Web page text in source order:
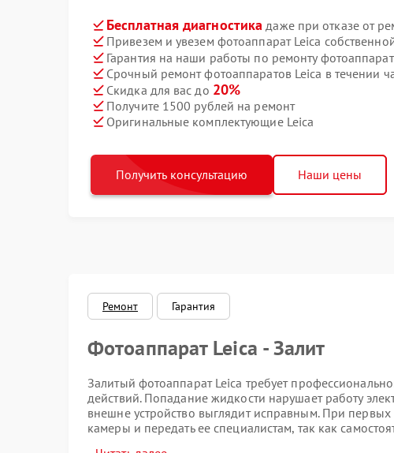
Бесплатная диагностика даже при отказе от
Привезем и увезем фотоаппарат Leica
Гарантия на наши работы по ремонту
Срочный ремонт фотоаппаратов Leica в течении
Скидка для вас до 20%
Получите 1500 рублей на ремонт
Оригинальные комплектующие Leica
Получить консультацию Наши цены
Ремонт Гарантия
Фотоаппарат Leica - Залит
Залитый фотоаппарат Leica требует
действий. Попадание жидкости нарушает работу
внешне устройство выглядит исправным. При
камеры и передать ее специалистам, так как